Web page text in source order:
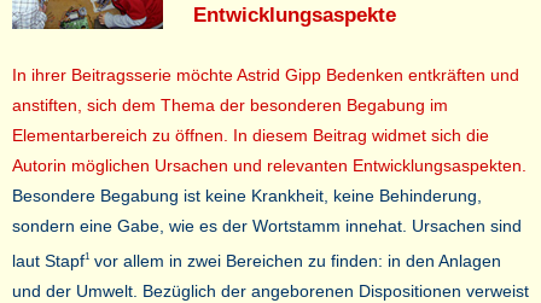
Entwicklungsaspekte
In ihrer Beitragsserie möchte Astrid Gipp Bedenken entkräften und
anstiften, sich dem Thema der besonderen Begabung im
Elementarbereich zu öffnen. In diesem Beitrag widmet sich die
Autorin möglichen Ursachen und relevanten Entwicklungsaspekten.
Besondere Begabung ist keine Krankheit, keine Behinderung,
sondern eine Gabe, wie es der Wortstamm innehat. Ursachen sind
laut Stapf1 vor allem in zwei Bereichen zu finden: in den Anlagen
und der Umwelt. Bezüglich der angeborenen Dispositionen verweist